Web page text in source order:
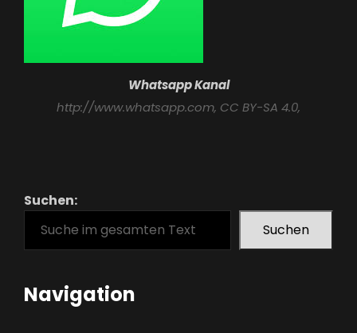
Whatsapp Kanal
http://www.whatsapp.com, CC BY-SA 4.0,
Suchen:
Suchen
Navigation